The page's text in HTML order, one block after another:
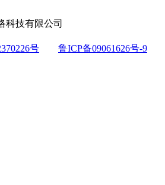
科技有限公司
号 鲁ICP备09061626号-9